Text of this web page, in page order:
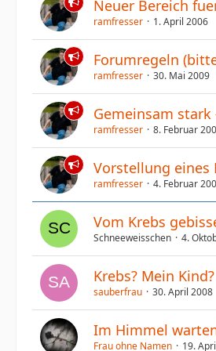
Neuer Bereich
ramfresser 1. April 2006
Forumregeln
ramfresser 30. Mai 2009
Gemeinsam
ramfresser 8. Februar
Vorstellung eines
ramfresser 4. Februar
Vom Krebs
Schneeweisschen 4.
Krebs? Mein
sauberfrau 30. April 2008
Im Himmel
Frau ohne Namen 19.